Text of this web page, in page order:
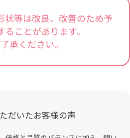
状等は改良、改善のため予
ことがあります。
承ください。
だいたお客様の声